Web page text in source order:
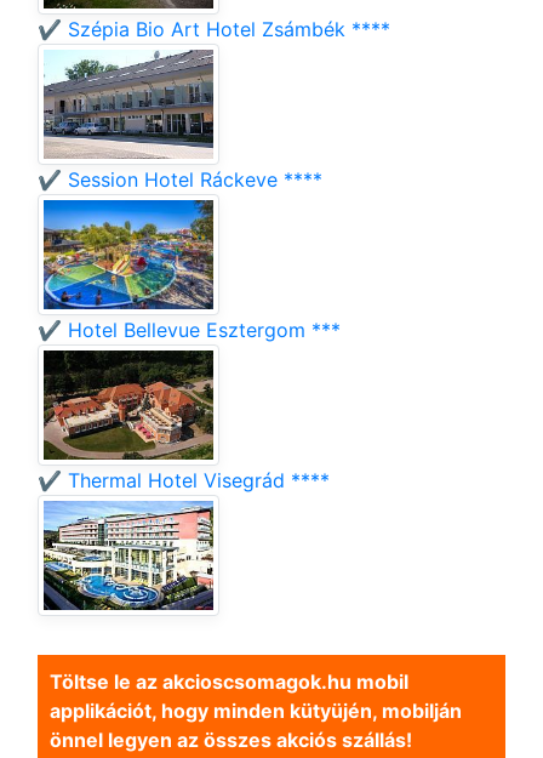
✔️ Szépia Bio Art Hotel Zsámbék ****
✔️ Session Hotel Ráckeve ****
✔️ Hotel Bellevue Esztergom ***
✔️ Thermal Hotel Visegrád ****
Töltse le az akcioscsomagok.hu mobil
applikációt, hogy minden kütyüjén, mobilján
önnel legyen az összes akciós szállás!